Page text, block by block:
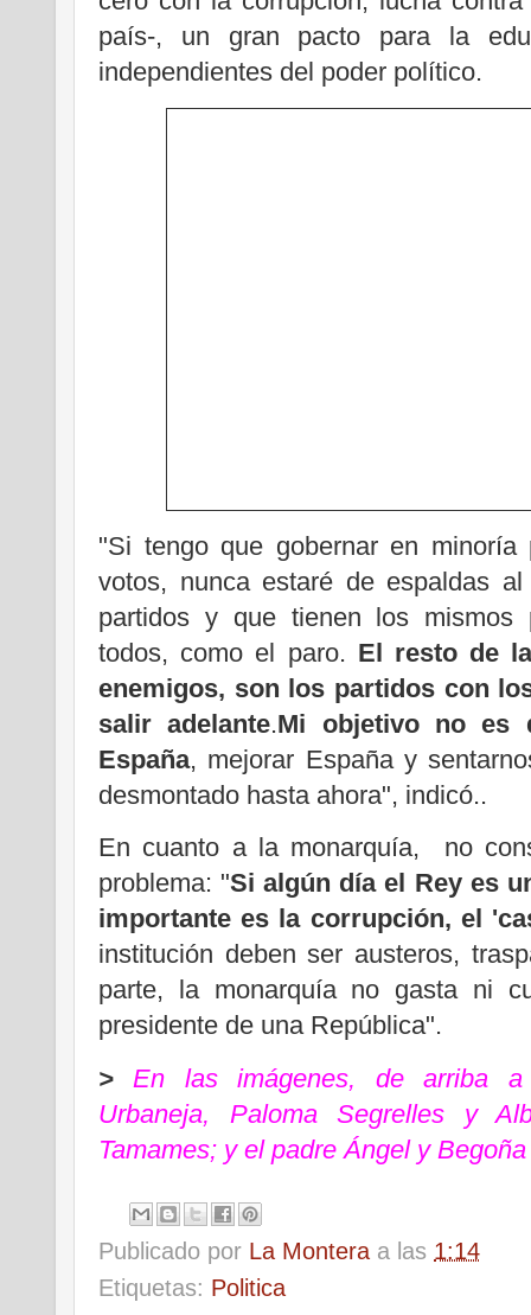
país-, un gran pacto para la
independientes del poder político.
"Si tengo que gobernar en
votos, nunca estaré de espaldas
partidos y que tienen los mismos
todos, como el paro. El resto de
enemigos, son los partidos con
salir adelante.Mi objetivo no es
España, mejorar España y
desmontado hasta ahora", indicó..
En cuanto a la monarquía, no
problema: "Si algún día el Rey es
importante es la corrupción, el
institución deben ser austeros,
parte, la monarquía no gasta ni
presidente de una República".
>En las imágenes, de arriba a
Urbaneja, Paloma Segrelles y
Tamames; y el padre Ángel y
Publicado por La Montera a las 1:14
Etiquetas: Politica